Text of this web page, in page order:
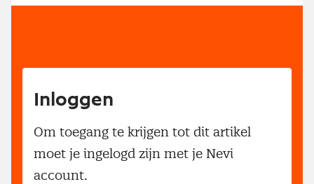
Inloggen
Om toegang te krijgen tot dit artikel
moet je ingelogd zijn met je Nevi
account.